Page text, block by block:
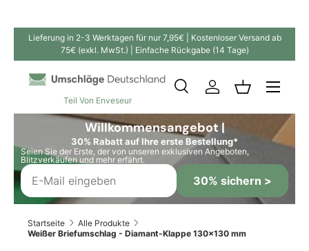
Direkt zum Inhalt
Lieferung in 2-3 Werktagen für nur 7,95€ | Kostenloser Versand ab
75€ (exkl. MwSt.) | Einfache Rückgabe (14 Tage)
Teil Von Enveseur
SuchenSuchen
SucheEinloggen
Willkommensangebot |
30% Rabatt auf Ihre erste Bestellung*
Seien Sie der Erste, der von unseren exklusiven Angeboten,
Blitzverkäufen und mehr erfährt.
30% sichern >
Startseite
Alle Produkte
Weißer Briefumschlag - Diamant-Klappe 130x130 mm